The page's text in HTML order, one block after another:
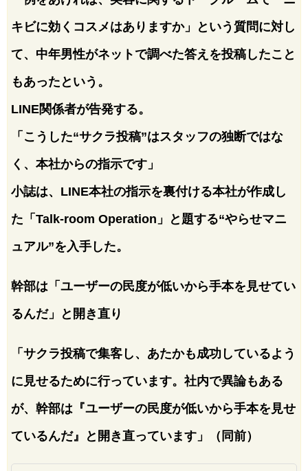
キビに効くコスメはありますか」という質問に対し
て、中年男性がネットで調べた答えを投稿したこと
もあったという。
LINE関係者が告発する。
「こうした“サクラ投稿”はスタッフの独断ではな
く、本社からの指示です」
小誌は、LINE本社の指示を裏付ける本社が作成し
た「Talk-room Operation」と題する“やらせマニ
ュアル”を入手した。
幹部は「ユーザーの民度が低いから手本を見せてい
るんだ」と開き直り
「サクラ投稿で集客し、あたかも成功しているよう
に見せるために行っています。社内で異論もある
が、幹部は『ユーザーの民度が低いから手本を見せ
ているんだ』と開き直っています」（同前）